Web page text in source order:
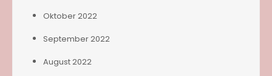
Oktober 2022
September 2022
August 2022